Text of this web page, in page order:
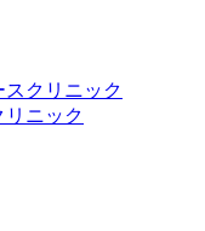
クリニック
リニック